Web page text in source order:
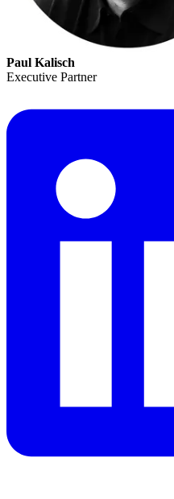
Paul Kalisch
Executive Partner